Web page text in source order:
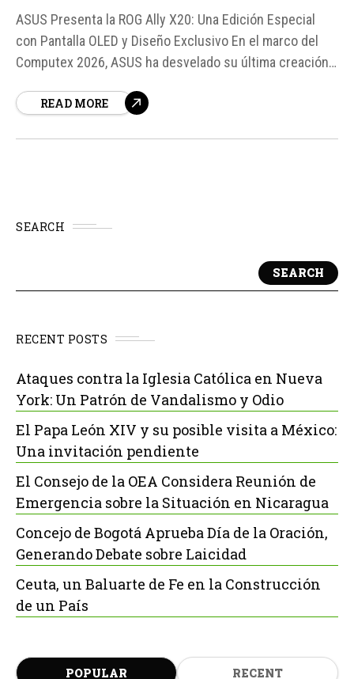
ASUS Presenta la ROG Ally X20: Una Edición Especial
con Pantalla OLED y Diseño Exclusivo En el marco del
Computex 2026, ASUS ha desvelado su última creación:
portátil que celebra los 20 años de Republic of Gamers.
READ MORE
SEARCH
SEARCH
RECENT POSTS
Ataques contra la Iglesia Católica en Nueva
York: Un Patrón de Vandalismo y Odio
El Papa León XIV y su posible visita a México:
Una invitación pendiente
El Consejo de la OEA Considera Reunión de
Emergencia sobre la Situación en Nicaragua
Concejo de Bogotá Aprueba Día de la Oración,
Generando Debate sobre Laicidad
Ceuta, un Baluarte de Fe en la Construcción
de un País
POPULAR RECENT